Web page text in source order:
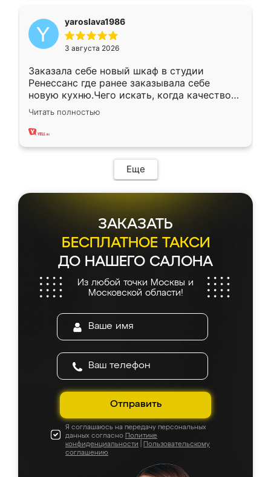
yaroslava1986
3 августа 2026
Заказала себе новый шкаф в студии
Ренессанс где ранее заказывала себе
новую кухню.Чего искать, когда качеством
вполне довольна. Служит кухня уже почти
два года, нареканий нет.
Читать полностью
Еще
ЗАКАЗАТЬ
БЕСПЛАТНОЕ ТАКСИ
ДО НАШЕГО САЛОНА
Из любой точки Москвы и
Московской области!
Отправить
Я соглашаюсь на передачу персональных
данных согласно Политике
конфиденциальности
Пользовательскому
соглашению